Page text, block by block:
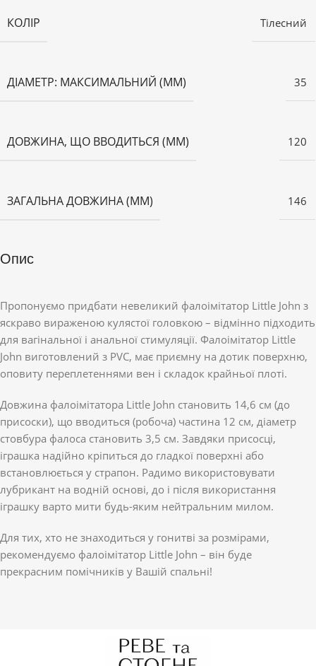
КОЛІР Тілесний
ДІАМЕТР: МАКСИМАЛЬНИЙ (ММ) 35
ДОВЖИНА, ЩО ВВОДИТЬСЯ (ММ) 120
ЗАГАЛЬНА ДОВЖИНА (ММ) 146
Опис
Пропонуємо придбати невеликий фалоімітатор Little John з
яскраво вираженою кулястої головкою – відмінно підходить
для вагінальної і анальної стимуляції. Фалоімітатор Little
John виготовлений з PVC, має приємну на дотик поверхню,
оповиту переплетеннями вен і складок крайньої плоті.
Довжина фалоімітатора Little John становить 14,6 см (до
присоски), що вводиться (робоча) частина 12 см, діаметр
стовбура фалоса становить 3,5 см. Завдяки присосці,
іграшка надійно кріпиться до гладкої поверхні або
встановлюється у страпон. Радимо використовувати
лубрикант на водній основі, до і після використання
іграшку варто мити будь-яким нейтральним милом.
Для тих, хто не знаходиться у гонитві за розмірами,
рекомендуємо фалоімітатор Little John – він буде
прекрасним помічників у Вашій спальні!